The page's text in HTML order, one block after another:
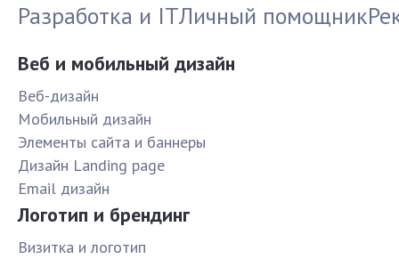
Разработка и ITЛичный помощник
Веб и мобильный дизайн
Веб-дизайн
Мобильный дизайн
Элементы сайта и баннеры
Дизайн Landing page
Email дизайн
Логотип и брендинг
Визитка и логотип